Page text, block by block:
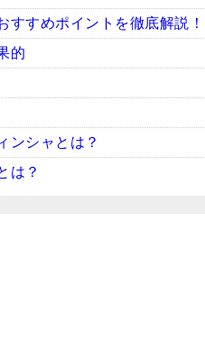
すめポイントを徹底解説！
的
ンシャとは？
は？